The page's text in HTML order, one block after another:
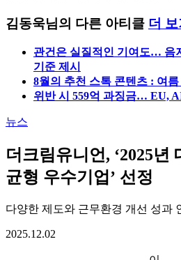
김동욱님의 다른 아티클 더 보
관건은 실질적인 기여도… 음
기준 제시
8월의 추천 스톡 콘텐츠 : 여
위반 시 559억 과징금… EU,
뉴스
더크림유니언, ‘2025년
균형 우수기업’ 선정
다양한 제도와 근무환경 개선 성과
2025.12.02